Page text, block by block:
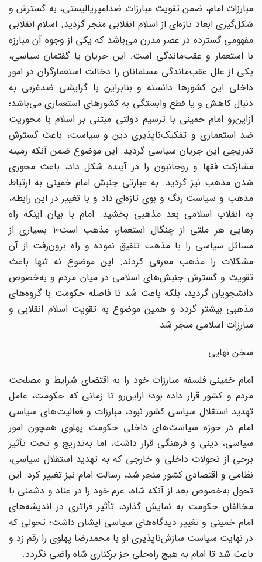
مبارزات امام، ضمن تقویت مبارزات ضدامپریالیستی، به گسترش و
شکل‌گیری ابعاد تازه‌ای از اسلام انقلابی منجر گردید. اسلام انقلابی
مفهومی گسترده در عصر مدرن می‌باشد که یکی از وجوه آن مبارزه
با استعمار و عقب‌ماندگی است. این جریان یا گفتمان سیاسی،
یکی از علل عقب‌ماندگی مسلمانان را دخالت استعمارگران در امور
داخلی این کشورها دانسته و بنابراین با گرایشی ضدغربی به
دنبال کاهش و یا قطع وابستگی به کشورهای استعماری می‌باشد؛
ازاین‌رو امام خمینی با ترسیم دولتی مبتنی بر اسلام با محوریت
ضد استعماری و تفکیک‌ناپذیری دین و سیاست، باعث گسترش
تدریجی این جریان سیاسی گردید. این موضوع ضمن آنکه زمینه
مشارکت فقها و روحانیون را در آینده شکل داد، باعث محوری
شدن مذهب نیز گردید. به عبارتی جنبش امام خمینی به ارتباط
مذهب و سیاست رنگ و بوی تازه‌ای داد و با تغییر در این رابطه،
به انقلاب اسلامی بعد مذهبی بخشید. امام با بیان اینکه راه
رهایی هر ملتی از چنگال استعمار، مذهب است10 بسیاری از
مسائل سیاسی را با مذهب تلفیق نموده و راه برون‌رفت از آن
مشکلات را مذهب معرفی کردند. این موضوع نه تنها باعث
تقویت و گسترش جنبش‌های اسلامی در میان مردم و به‌خصوص
دانشجویان گردید، بلکه باعث شد تا فاصله حکومت با گروه‌های
مذهبی بیشتر گردد و همین موضوع به تقویت اسلام انقلابی و
مبارزات اسلامی منجر شد.
سخن نهایی
امام خمینی فلسفه مبارزات خود را به اقتضای شرایط و مصلحت
مردم و کشور قرار داده بود؛ ازاین‌رو تا زمانی که حکومت، عامل
تهدید استقلال سیاسی کشور نبود، مبارزات و فعالیت‌های سیاسی
امام در حوزه سیاست‌های داخلی حکومت پهلوی همچون امور
سیاسی، دینی و فرهنگی قرار داشت، اما به‌تدریج و تحت تأثیر
برخی از تحولات داخلی و خارجی که به تهدید استقلال سیاسی،
نظامی و اقتصادی کشور منجر شد، رسالت امام نیز تغییر کرد. این
تحول به‌خصوص بعد از آنکه شاه، عزم خود را در عناد و دشمنی با
مخالفان حکومت به نمایش گذارد، تأثیر فراتری در اندیشه‌های
امام خمینی و تغییر دیدگاه‌های سیاسی ایشان داشت؛ تحولی که
در نهایت سیاست سازش‌ناپذیری او با محمدرضا پهلوی را رقم زد و
باعث شد تا امام به هیچ راه‌حلی جز برکناری شاه راضی نگردد.